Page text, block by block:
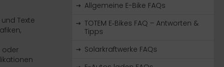
Texte
oder
Allgemeine E-Bike FAQs
TOTEM E‑Bikes FAQ – Antworten &
Tipps
Solarkraftwerke FAQs